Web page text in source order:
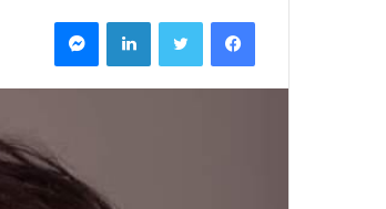
فيسبوكتويتر لينكدإن ماسنجر